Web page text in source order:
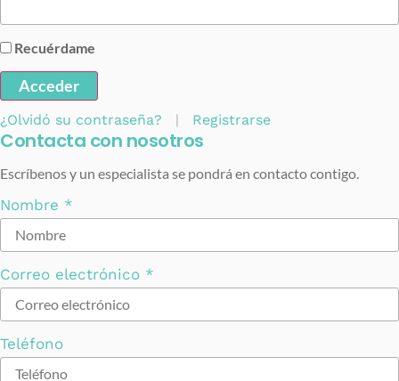
Recuérdame
Acceder
¿Olvidó su contraseña? | Registrarse
Contacta con nosotros
Escríbenos y un especialista se pondrá en contacto contigo.
Nombre *
Correo electrónico *
Teléfono